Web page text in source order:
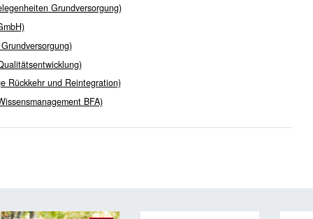
Grundversorgung)
Rückkehr und Reintegration)
BFA)